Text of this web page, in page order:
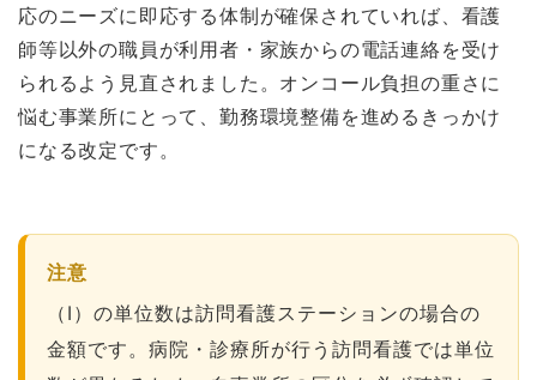
応のニーズに即応する体制が確保されていれば、看護
師等以外の職員が利用者・家族からの電話連絡を受け
られるよう見直されました。オンコール負担の重さに
悩む事業所にとって、勤務環境整備を進めるきっかけ
になる改定です。
注意
（Ⅰ）の単位数は訪問看護ステーションの場合の
金額です。病院・診療所が行う訪問看護では単位